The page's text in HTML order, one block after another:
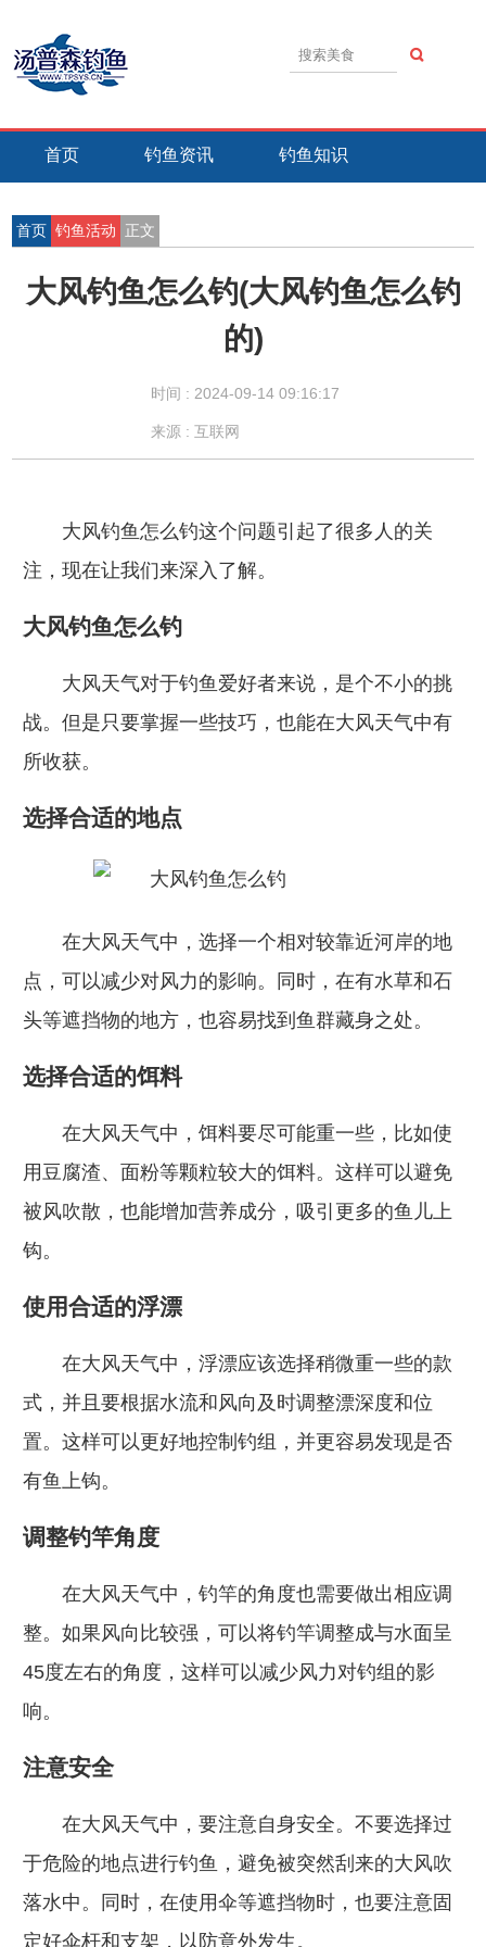
首页 钓鱼资讯 钓鱼知识
首页 钓鱼活动 正文
大风钓鱼怎么钓(大风钓鱼怎么钓
的)
时间 : 2024-09-14 09:16:17
来源 : 互联网
大风钓鱼怎么钓这个问题引起了很多人的关
注，现在让我们来深入了解。
大风钓鱼怎么钓
大风天气对于钓鱼爱好者来说，是个不小的挑
战。但是只要掌握一些技巧，也能在大风天气中有
所收获。
选择合适的地点
在大风天气中，选择一个相对较靠近河岸的地
点，可以减少对风力的影响。同时，在有水草和石
头等遮挡物的地方，也容易找到鱼群藏身之处。
选择合适的饵料
在大风天气中，饵料要尽可能重一些，比如使
用豆腐渣、面粉等颗粒较大的饵料。这样可以避免
被风吹散，也能增加营养成分，吸引更多的鱼儿上
钩。
使用合适的浮漂
在大风天气中，浮漂应该选择稍微重一些的款
式，并且要根据水流和风向及时调整漂深度和位
置。这样可以更好地控制钓组，并更容易发现是否
有鱼上钩。
调整钓竿角度
在大风天气中，钓竿的角度也需要做出相应调
整。如果风向比较强，可以将钓竿调整成与水面呈
45度左右的角度，这样可以减少风力对钓组的影
响。
注意安全
在大风天气中，要注意自身安全。不要选择过
于危险的地点进行钓鱼，避免被突然刮来的大风吹
落水中。同时，在使用伞等遮挡物时，也要注意固
定好伞杆和支架，以防意外发生。